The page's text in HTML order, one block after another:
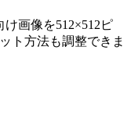
け画像を512×512ピ
ト方法も調整できま